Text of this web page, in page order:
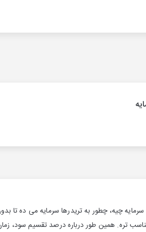
چیه، چطور به تریدرها سرمایه می ده تا
تره. همین طور درباره درصد تقسیم سود،